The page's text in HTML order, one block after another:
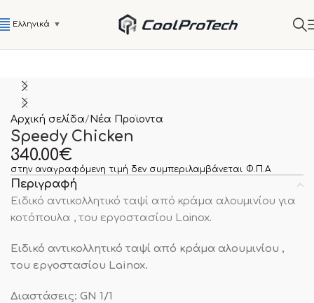
Ελληνικά ▼
Αρχική σελίδα Νέα Προϊοντα
Speedy Chicken
340.00€
στην αναγραφόμενη τιμή δεν συμπεριλαμβάνεται Φ.Π.Α
Περιγραφή
Ειδικό αντικολλητικό ταψί από κράμα αλουμινίου για
κοτόπουλα , του εργοστασίου Lainox.
Ειδικό αντικολλητικό ταψί από κράμα αλουμινίου ,
του εργοστασίου Lainox.
Διαστάσεις: GN 1/1